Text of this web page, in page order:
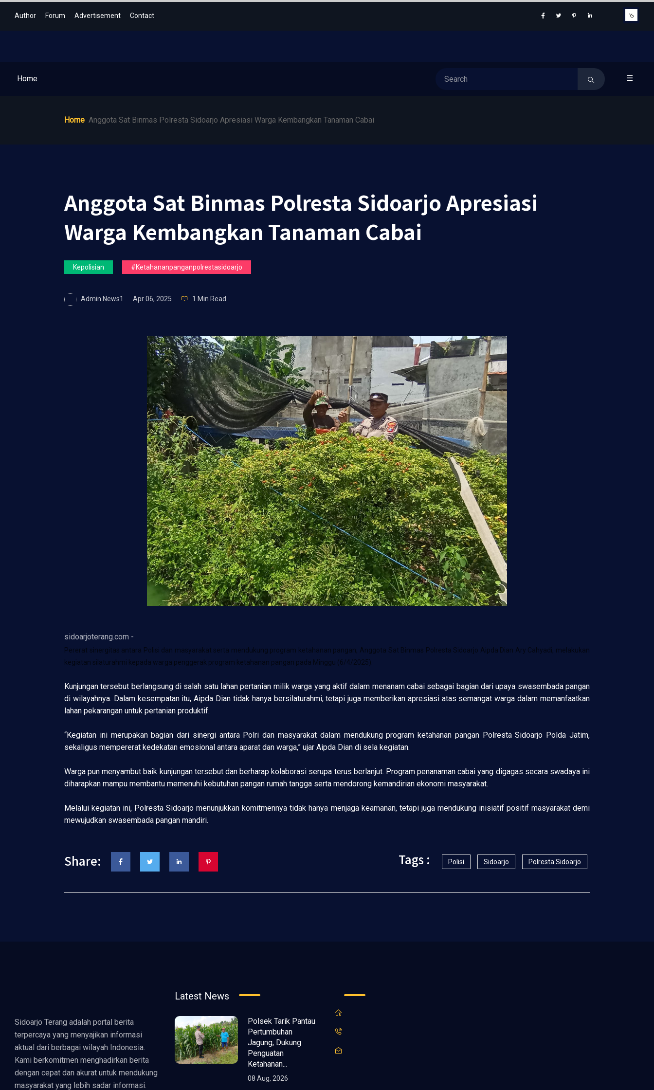
Author Forum Advertisement Contact
Home ☰
Home Anggota Sat Binmas Polresta Sidoarjo Apresiasi Warga Kembangkan Tanaman Cabai
Anggota Sat Binmas Polresta Sidoarjo Apresiasi
Warga Kembangkan Tanaman Cabai
Kepolisian #ketahananpanganpolrestasidoarjo
Admin News1 Apr 06, 2025 1 Min Read
sidoarjoterang.com -
Pererat sinergitas antara Polisi dan masyarakat serta mendukung program ketahanan pangan, Anggota Sat Binmas Polresta Sidoarjo Aipda Dian Ary Cahyadi, melakukan
kegiatan silaturahmi kepada warga penggerak program ketahanan pangan pada Minggu (6/4/2025).
Kunjungan tersebut berlangsung di salah satu lahan pertanian milik warga yang aktif dalam menanam cabai sebagai bagian dari upaya swasembada pangan
di wilayahnya. Dalam kesempatan itu, Aipda Dian tidak hanya bersilaturahmi, tetapi juga memberikan apresiasi atas semangat warga dalam memanfaatkan
lahan pekarangan untuk pertanian produktif.
“Kegiatan ini merupakan bagian dari sinergi antara Polri dan masyarakat dalam mendukung program ketahanan pangan Polresta Sidoarjo Polda Jatim,
sekaligus mempererat kedekatan emosional antara aparat dan warga,” ujar Aipda Dian di sela kegiatan.
Warga pun menyambut baik kunjungan tersebut dan berharap kolaborasi serupa terus berlanjut. Program penanaman cabai yang digagas secara swadaya ini
diharapkan mampu membantu memenuhi kebutuhan pangan rumah tangga serta mendorong kemandirian ekonomi masyarakat.
Melalui kegiatan ini, Polresta Sidoarjo menunjukkan komitmennya tidak hanya menjaga keamanan, tetapi juga mendukung inisiatif positif masyarakat demi
mewujudkan swasembada pangan mandiri.
Share: Tags : Polisi Sidoarjo Polresta Sidoarjo
Sidoarjo Terang adalah portal berita
terpercaya yang menyajikan informasi
aktual dari berbagai wilayah Indonesia.
Kami berkomitmen menghadirkan berita
dengan cepat dan akurat untuk mendukung
masyarakat yang lebih sadar informasi.
Latest News
Polsek Tarik Pantau
Pertumbuhan
Jagung, Dukung
Penguatan
Ketahanan...
08 Aug, 2026